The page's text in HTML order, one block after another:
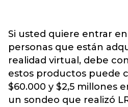
Si usted quiere entrar
personas que están
realidad virtual, debe
estos productos puede
$60.000 y $2,5 millones
un sondeo que realizó